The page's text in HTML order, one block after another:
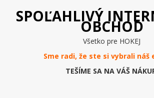
SPOĽAHLIVÝ
OBCHOD
Všetko pre HOKEJ
Sme radi, že ste si vybrali náš
TEŠÍME SA NA VÁŠ